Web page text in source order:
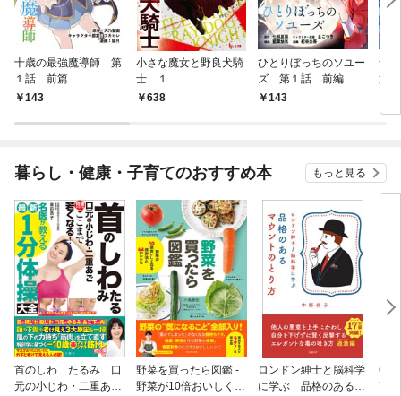
十歳の最強魔導師 第
１話 前篇
￥143
小さな魔女と野良犬騎
士 １
￥638
ひとりぼっちのソユー
ズ 第１話 前編
￥143
無
第
暮らし・健康・子育てのおすすめ本 もっと見る
首のしわ たるみ 口
元の小じわ・二重あ
野菜を買ったら図鑑 -
野菜が10倍おいしくな
ロンドン紳士と脳科学
に学ぶ 品格のあるマ
65
高